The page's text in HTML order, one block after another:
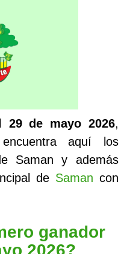
29 de mayo 2026,
aquí los
Saman y además
de Saman con
ganador
2026?